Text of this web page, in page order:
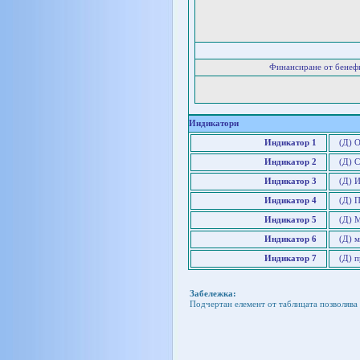
Финансиране от
Индикатори
Индикатор 1 (Д)
Индикатор 2 (Д)
Индикатор 3 (Д)
Индикатор 4 (Д)
Индикатор 5 (Д)
Индикатор 6 (Д)
Индикатор 7 (Д)
Забележка:
Подчертан елемент от таблицата